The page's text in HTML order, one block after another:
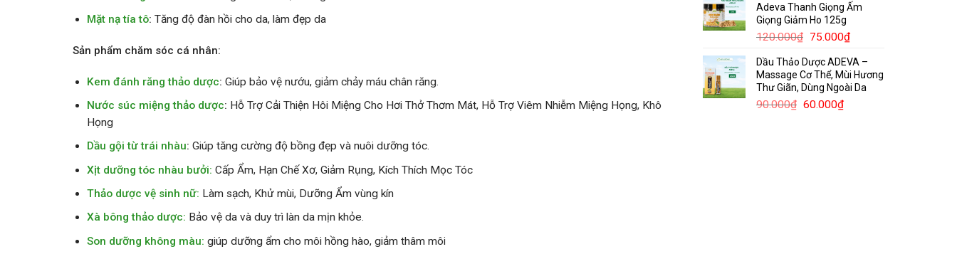
Mặt nạ tía tô:Tăng độ đàn hồi cho da, làm đẹp da
Sản phẩm chăm sóc cá nhân:
Kem đánh răng thảo dược: Giúp bảo vệ nướu, giảm chảy máu chân răng.
Nước súc miệng thảo dược: Hỗ Trợ Cải Thiện Hôi Miệng Cho Hơi Thở Thơm Mát, Hỗ Trợ Viêm Nhiễm Miệng Họng, Khô
Họng
Dầu gội từ trái nhàu: Giúp tăng cường độ bồng đẹp và nuôi dưỡng tóc.
Xịt dưỡng tóc nhàu bưởi:Cấp Ẩm, Hạn Chế Xơ, Giảm Rụng, Kích Thích Mọc Tóc
Thảo dược vệ sinh nữ: Làm sạch, Khử mùi, Dưỡng Ẩm vùng kín
Xà bông thảo dược: Bảo vệ da và duy trì làn da mịn khỏe.
Son dưỡng không màu: giúp dưỡng ẩm cho môi hồng hào, giảm thâm môi
160.000₫.là:
Adeva Thanh Giọng Ấm
Giọng Giảm Ho 125g
120.000₫ Giá
là:
120.000₫.
75.000₫Giá
tại
là:
75.000₫.
Dầu Thảo Dược ADEVA –
Massage Cơ Thể, Mùi Hương
Thư Giãn, Dùng Ngoài Da
90.000₫ Giá
60.000₫Giá